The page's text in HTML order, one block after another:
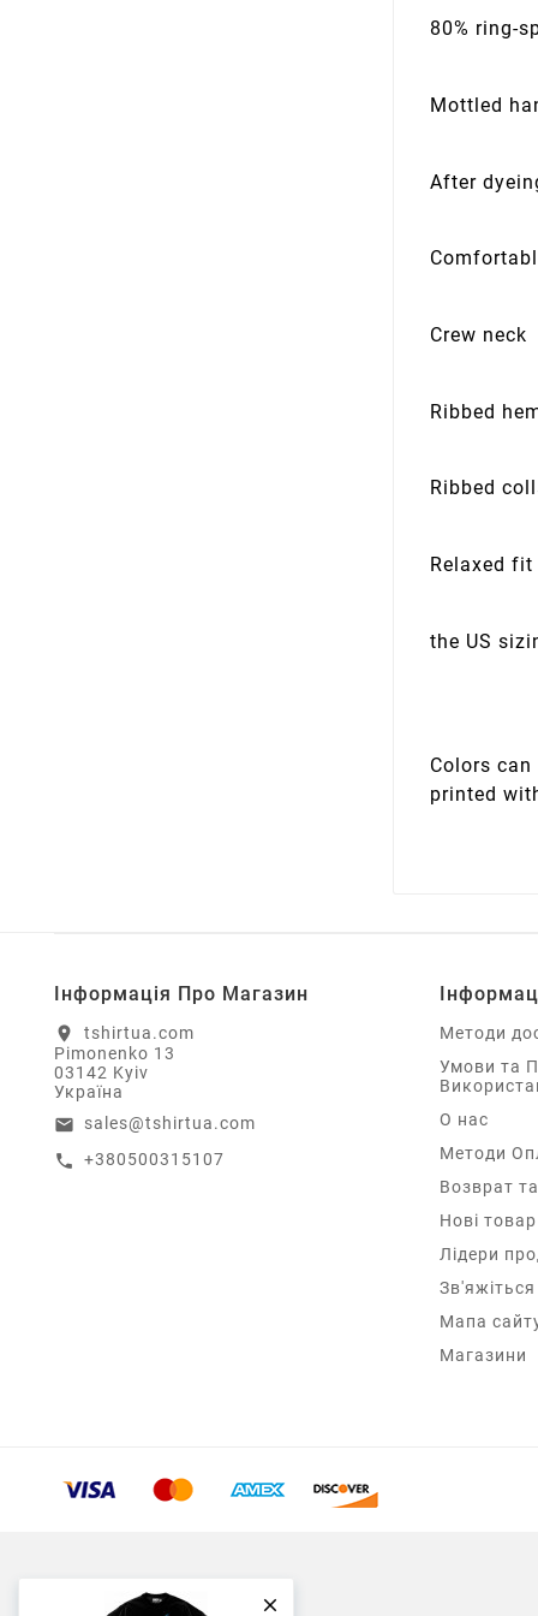

80% ring-
Mottled
After
Crew neck
Ribbed
Ribbed
Relaxed fit
the US
Colors
printed
Інформація Про Магазин
location_on
tshirtua.com
Pimonenko 13
03142 Kyiv
Україна
email sales@tshirtua.com
call +380500315107
Методи
Умови та
О нас
Методи
Возврат
Нові
Лідери
Мапа
Магазини